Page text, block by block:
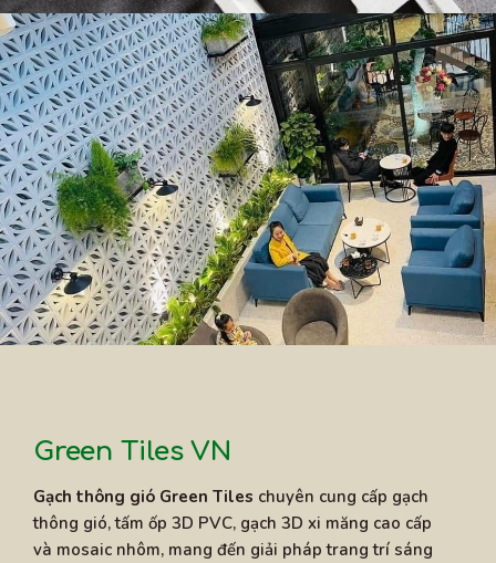
Green Tiles VN
Gạch thông gió Green Tiles chuyên cung cấp gạch
thông gió, tấm ốp 3D PVC, gạch 3D xi măng cao cấp
và mosaic nhôm, mang đến giải pháp trang trí sáng